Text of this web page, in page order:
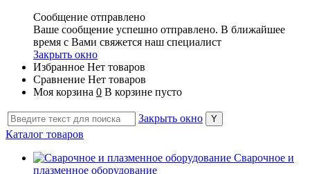
Сообщение отправлено
Ваше сообщение успешно отправлено. В ближайшее
время с Вами свяжется наш специалист
Закрыть окно
Избранное Нет товаров
Сравнение Нет товаров
Моя корзина 0 В корзине пусто
Закрыть окно
Каталог товаров
Сварочное и
плазменное оборудование